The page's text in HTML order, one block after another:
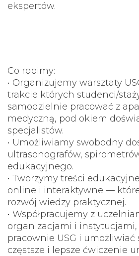
ekspertów.
Co robimy:
• Organizujemy warsztaty
trakcie których studenci/
samodzielnie pracować z
medyczną, pod okiem
specjalistów.
• Umożliwiamy swobodny
ultrasonografów,
edukacyjnego.
• Tworzymy treści
online i interaktywne —
rozwój wiedzy praktycznej.
• Współpracujemy z
organizacjami i instytucjami,
pracownie USG i
częstsze i lepsze ćwiczenie